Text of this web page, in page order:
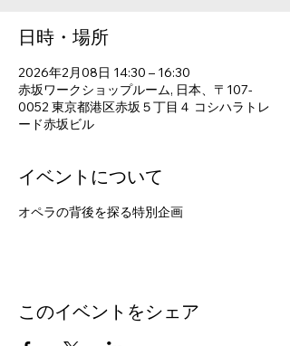
日時・場所
2026年2月08日 14:30 – 16:30
赤坂ワークショップルーム, 日本、〒107-
0052 東京都港区赤坂５丁目４ コシハラトレ
ード赤坂ビル
イベントについて
オペラの背後を探る特別企画
このイベントをシェア